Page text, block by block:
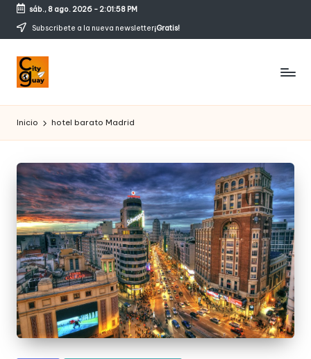
Saltar
contenido
sáb., 8 ago. 2026- 2:01:58 PM
Subscribete a la nueva newsletter¡Gratis!
C
it
y
g
u
a
y
rincones
Inicio hotel barato Madrid